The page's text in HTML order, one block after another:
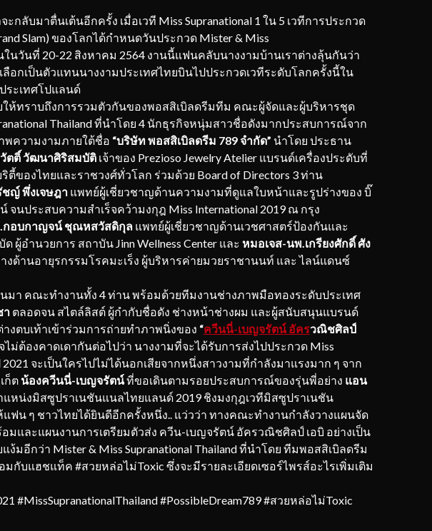
ะกลับมาตื่นเต้นอีกครั้ง เมื่อเวที Miss Supranational 1 ใน 5 เวทีการประกวด
Slam) ของโลกได้กำหนดวันประกวด Mister & Miss
ในวันที่ 20-22 สิงหาคม 2564 งานนี้แฟนคลับนางงามบ้านเราต่างลุ้นกันว่า
ลือกเป็นตัวแทนนางงามประเทศไทยบินไปประกวดเวทีระดับโลกครั้งนี้ใน
ระเทศโปแลนด์
ให้ทราบถึงการรวมตัวกันของพอสสิเบิลดรีมทีม คณะผู้จัดและผู้บริหารชุด
Thailand ที่นำโดย 4 นักธุรกิจหนุ่มสาวชื่อดังมากประสบการณ์จาก
ความงามภายใต้ชื่อ “บริษัท พอสสิเบิลดรีม 789 จำกัด” นำโดย ประธาน
ตติ์ วัฒนาศิริสมบัติเจ้าของ Prezioso Jewelry Atelier แบรนด์เครื่องประดับที่
ตี้ของไทยและราชวงศ์ทั่วโลก ร่วมด้วย Board of Directors 3 ท่าน
ญ์ พึ่งเจษฎาแพทย์ผู้เชี่ยวชาญด้านความงามที่ดูแลใบหน้าและรูปร่างของ บิ๊
นประสบความสำเร็จคว้ามงกุฎ Miss International 2019 ณ กรุง
อบกาญจน์ ชุณหสวัสดิกุลแพทย์ผู้เชี่ยวชาญด้านเวชศาสตร์ป้องกันและ
ผู้อำนวยการ สถาบัน Jinn Wellness Center และ หมอเจส-นพ.เกรียงศักดิ์ ศัง
งด้านอายุรกรรมโรคมะเร็ง ผู้บริหารค่ายมวยราชานนท์ และ ไลน์แดนซ์
มา คณะทำงานทั้ง 4 ท่าน พร้อมด้วยทีมงานช่างภาพมือทองระดับประเทศ
า ตลอดจน สไตล์ลิสต์ ผู้กำกับชื่อดัง ช่างหน้าช่างผม และผู้สนับสนุนแบรนด์
งตบเท้าเข้าร่วมการถ่ายทำภาพนิ่งของ “ควีนนี่-เบญจรัตน์ อัครวณิชศิลป์
ม่ต้องคาดเดากันต่อไปว่า นางงามที่จะได้รับการส่งไปประกวด Miss
2021 จะเป็นใครไปไม่ได้นอกเสียจากหนึ่งสาวงามที่กำลังมาแรงมาก ๆ จาก
ก็ต น้องควีนนี่-เบญจรัตน์ที่ขอเดินตามรอยประสบการณ์ของรุ่นพี่อย่าง แอน
หน่งมิสซูปราเนชันแนลไทยแลนด์ 2019 ชิงมงกุฎเวทีมิสซูปราเนชัน
แฟน ๆ ชาวไทยได้ยินดีอีกครั้งหนึ่ง.. แว่วว่า ทางคณะทำงานกำลังวางแผนจัด
มและแผนงานการเตรียมตัวส่ง ควีน-เบญจรัตน์ อัครวณิชศิลป์ เอบิ อย่างเป็น
ง้มอีกว่า Mister & Miss Supranational Thailand ที่นำโดย ทีมพอสสิเบิลดรีม
มกับแฮชแท็ค #สวยหล่อไม่Toxic ซึ่งจะมีรายละเอียดเซอร์ไพรส์อะไรเพิ่มเติม
#MissSupranationalThailand #PossibleDream789 #สวยหล่อไม่Toxic